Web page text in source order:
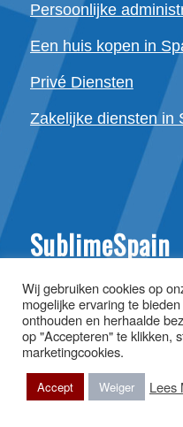
Persoonlijke
Een huis kopen in
Privé Diensten
Zakelijke diensten in
SublimeSpain
Gran Via 585
08011 Barcelona,
Spain
28046 Madrid,
Wij gebruiken cookies op
mogelijke ervaring te
onthouden en herhaalde
op "Accepteren" te klikken,
marketingcookies.
Accept Weiger Lees